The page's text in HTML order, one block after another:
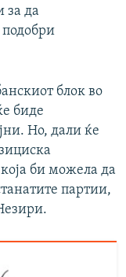
за да
подобри
блок во
биде
Но, дали ќе
би можела да
партии,